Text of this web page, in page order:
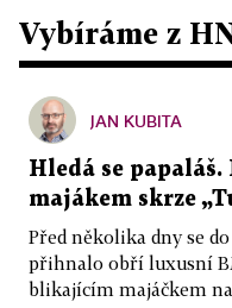
Vybíráme z
JAN KUBITA
Hledá se
majákem skrze
Před několika dny se
přihnalo obří luxusní
blikajícím majáčkem